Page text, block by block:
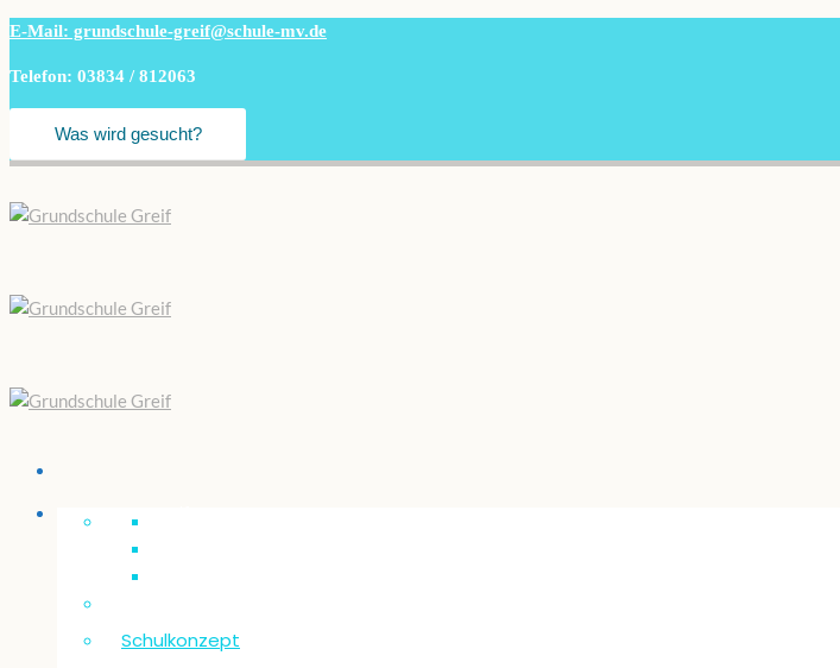
E-Mail: grundschule-greif@schule-mv.de
Telefon: 03834 / 812063
Unsere “Greif”
Schulkonzept